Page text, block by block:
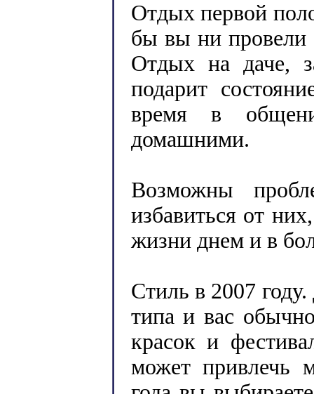
Отдых первой
бы вы ни провели
Отдых на даче,
подарит
время в
домашними.
Возможны
избавиться от
жизни днем и в
Стиль в 2007
типа и вас
красок и
может привлечь